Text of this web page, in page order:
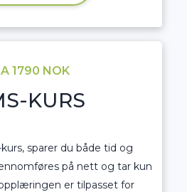
1790 NOK
KURS
sparer du både tid og
på nett og tar kun
er tilpasset for